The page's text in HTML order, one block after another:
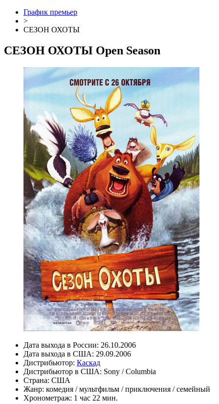
График премьер
>
СЕЗОН ОХОТЫ
СЕЗОН ОХОТЫ Open Season
Дата выхода в России: 26.10.2006
Дата выхода в США: 29.09.2006
Дистрибьютор: Каскад
Дистрибьютор в США: Sony / Columbia
Страна: США
Жанр: комедия /мультфильм /приключения /семейный
Хронометраж: 1 час 22 мин.